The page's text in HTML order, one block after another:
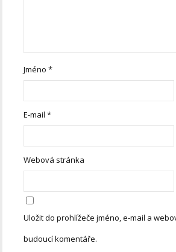
Jméno*
E-mail*
Webová stránka
Uložit do prohlížeče jméno, e-mail a
budoucí komentáře.